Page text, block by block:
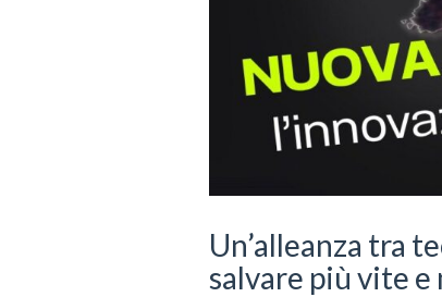
Un’alleanza tra
salvare più vite